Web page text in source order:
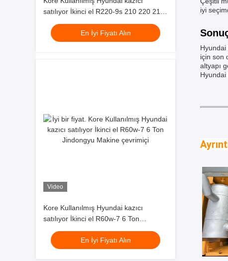
satılıyor İkinci el R220-9s 210 220 215
Jindongyu Makineleri
En İyi Fiyatı Alın
Video
Kore Kullanılmış Hyundai kazıcı
satılıyor İkinci el R60w-7 6 Ton
Jindongyu Makine
En İyi Fiyatı Alın
iyi
için son
altyapı
Hyundai